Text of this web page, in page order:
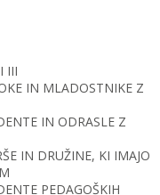
III
IN MLADOSTNIKE Z
IN ODRASLE Z
IN DRUŽINE, KI IMAJO
PEDAGOŠKIH